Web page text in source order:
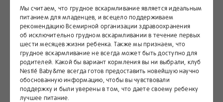
Мы считаем, что грудное вскармливание является идеальным
питанием для младенцев, и всецело поддерживаем
рекомендацию Всемирной организации здравоохранения
об исключительно грудном вскармливании в течение первых
шести месяцев жизни ребенка. Также мы признаем, что
грудное вскармливание не всегда может быть доступно для
родителей. Какой бы вариант кормления вы ни выбрали, клуб
Nestlé Baby&me всегда готов предоставить новейшую научно
обоснованную информацию, чтобы вы чувствовали
поддержку и были уверены в том, что даете своему ребенку
лучшее питание.